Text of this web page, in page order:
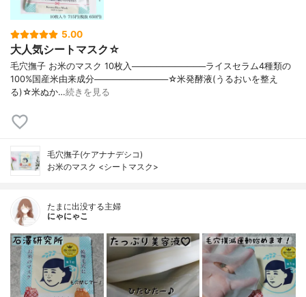
5.00
大人気シートマスク☆
毛穴撫子 お米のマスク 10枚入────────────ライスセラム4種類の
100%国産米由来成分────────────☆米発酵液(うるおいを整え
る)☆米ぬか…続きを見る
毛穴撫子(ケアナナデシコ)
お米のマスク <シートマスク>
たまに出没する主婦
にゃにゃこ